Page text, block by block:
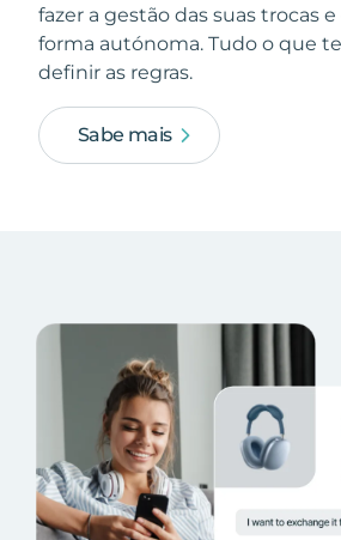
fazer a gestão das suas trocas
forma autónoma. Tudo o que
definir as regras.
Sabe mais